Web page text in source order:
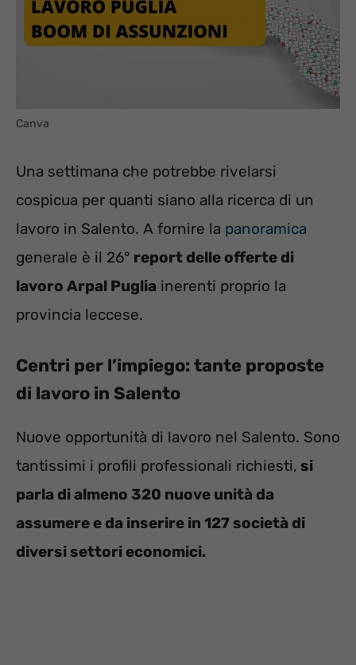
Canva
Una settimana che potrebbe rivelarsi
cospicua per quanti siano alla ricerca di un
lavoro in Salento. A fornire la panoramica
generale è il 26° report delle offerte di
lavoro Arpal Puglia inerenti proprio la
provincia leccese.
Centri per l’impiego: tante proposte
di lavoro in Salento
Nuove opportunità di lavoro nel Salento. Sono
tantissimi i profili professionali richiesti, si
parla di almeno 320 nuove unità da
assumere e da inserire in 127 società di
diversi settori economici.